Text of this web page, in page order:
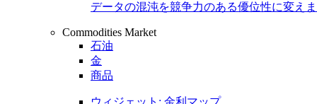
データの混沌を競争力のある優位性に変え
Commodities Market
石油
金
商品
ウィジェット: 金利マップ